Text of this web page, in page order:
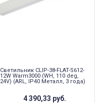
Светильник CLIP-38-FLAT-S612-
12W Warm3000 (WH, 110 deg,
24V) (ARL, IP40 Металл, 3 года)
4 390,33 руб.